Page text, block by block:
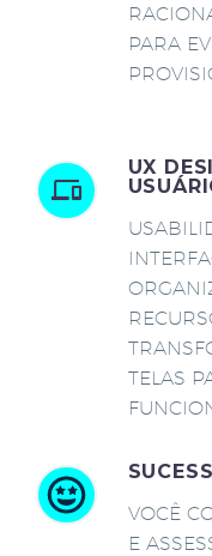
PARA
UX
TELAS
VOCÊ
E